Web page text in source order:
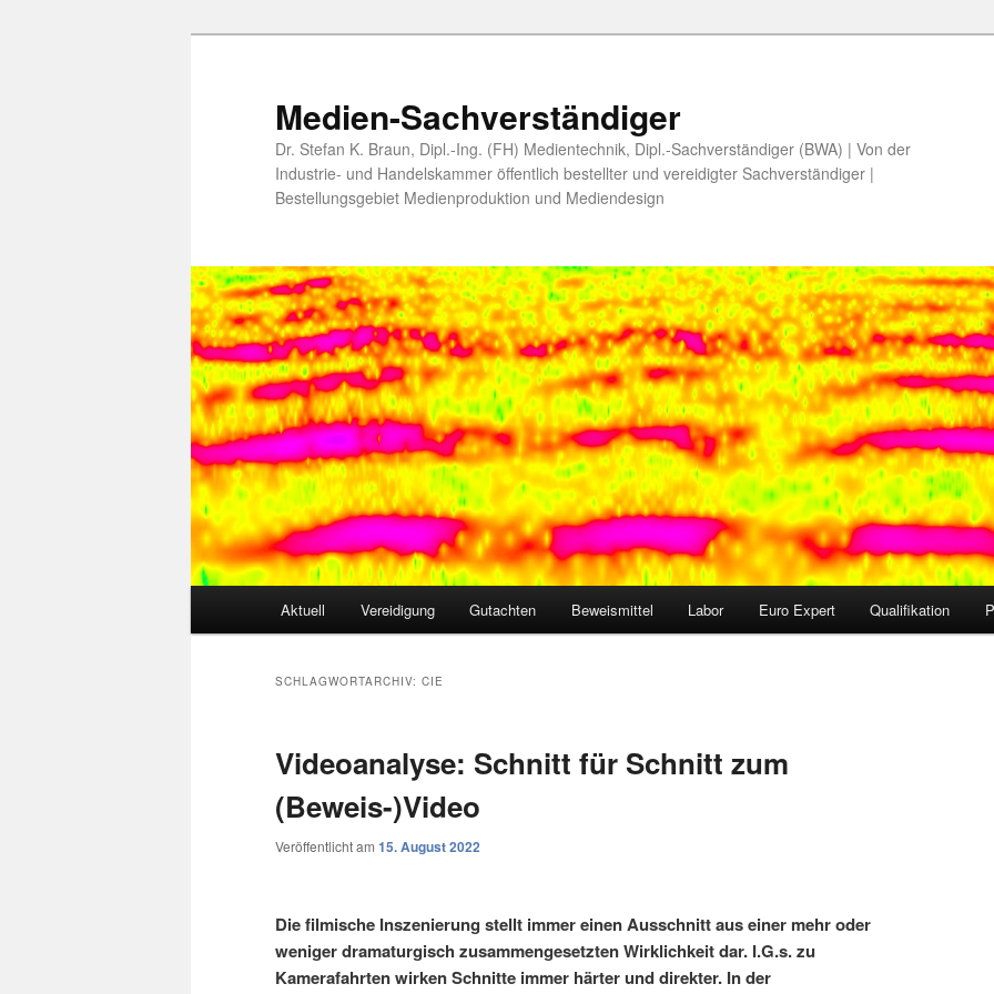
Medien-Sachverständiger
Dr. Stefan K. Braun, Dipl.-Ing. (FH) Medientechnik, Dipl.-Sachverständiger (BWA) | Von der
Industrie- und Handelskammer öffentlich bestellter und vereidigter Sachverständiger |
Bestellungsgebiet Medienproduktion und Mediendesign
Aktuell Vereidigung Gutachten Beweismittel Labor Euro Expert Qualifikation
SCHLAGWORTARCHIV: CIE
Videoanalyse: Schnitt für Schnitt zum
(Beweis-)Video
Veröffentlicht am 15. August 2022
Die filmische Inszenierung stellt immer einen Ausschnitt aus einer mehr oder
weniger dramaturgisch zusammengesetzten Wirklichkeit dar. I.G.s. zu
Kamerafahrten wirken Schnitte immer härter und direkter. In der